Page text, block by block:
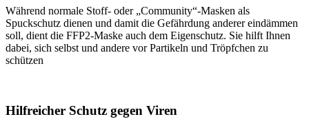
Während normale Stoff- oder „Community“-Masken als
Spuckschutz dienen und damit die Gefährdung anderer eindämmen
soll, dient die FFP2-Maske auch dem Eigenschutz. Sie hilft Ihnen
dabei, sich selbst und andere vor Partikeln und Tröpfchen zu
schützen
Hilfreicher Schutz gegen Viren